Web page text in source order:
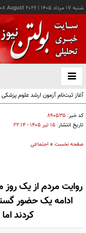
شنبه ۱۷ مرداد ۱۴۰۵ |
August 2026
باز
و
آغاز ثبت‌نام آزمون ارشد علوم پزشکی
کد خبر: ۸۹۰۵۳۵
تاریخ انتشار: ۱۵ تير ۱۴۰۵ - ۲۲:۱۴
صفحه نخست » اجتماعی
روایت مردم از یک روز
ادامه یک حضور
کردند